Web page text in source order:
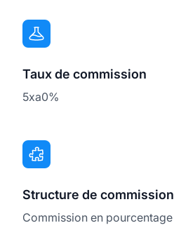
Taux de commission
5xa0%
Structure de commission
Commission en pourcentage